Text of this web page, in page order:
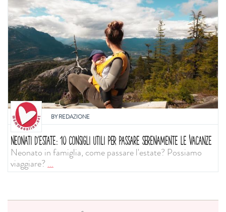
BYREDAZIONE
NEONATI D'ESTATE: 10 CONSIGLI UTILI PER PASSARE SERENAMENTE LE VACANZE
Neonato in famiglia, come passare l'estate? Possiamo
viaggiare?...